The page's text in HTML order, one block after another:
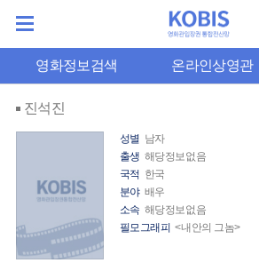
영화정보검색 온라인상영관
진석진
성별 남자
출생 해당정보없음
국적 한국
분야 배우
소속 해당정보없음
필모그래피 <내안의 그놈>